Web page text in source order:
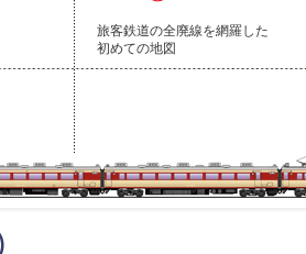
旅客鉄道の全廃線を網羅した
初めての地図